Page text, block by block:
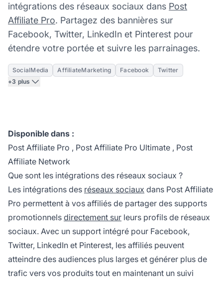
intégrations des réseaux sociaux dans Post
Affiliate Pro. Partagez des bannières sur
Facebook, Twitter, LinkedIn et Pinterest pour
étendre votre portée et suivre les parrainages.
SocialMedia AffiliateMarketing Facebook
Twitter
+3 plus
Disponible dans :
Post Affiliate Pro , Post Affiliate Pro Ultimate , Post
Affiliate Network
Que sont les intégrations des réseaux sociaux ?
Les intégrations des réseaux sociaux dans Post Affiliate
Pro permettent à vos affiliés de partager des supports
promotionnels directement sur leurs profils de réseaux
sociaux. Avec un support intégré pour Facebook,
Twitter, LinkedIn et Pinterest, les affiliés peuvent
atteindre des audiences plus larges et générer plus de
trafic vers vos produits tout en maintenant un suivi